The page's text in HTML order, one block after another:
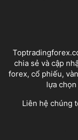
chia sẻ và cập
forex, cổ phiếu,
lựa
Liên hệ chúng